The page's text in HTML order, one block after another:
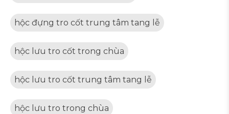
hộc đựng tro cốt trung tâm tang lễ
hộc lưu tro cốt trong chùa
hộc lưu tro cốt trung tâm tang lễ
hộc lưu tro trong chùa